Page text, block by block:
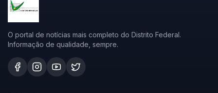
O portal de notícias mais completo do Distrito Federal.
Informação de qualidade, sempre.